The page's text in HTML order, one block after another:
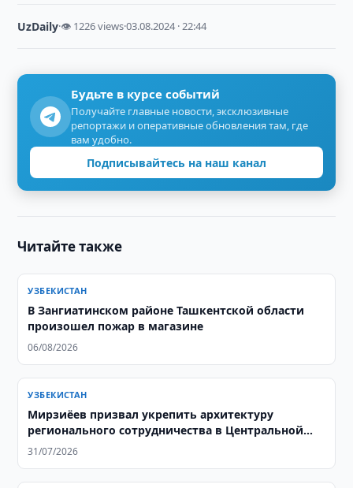
UzDaily·👁 1226 views·03.08.2024 · 22:44
Будьте в курсе событий
Получайте главные новости, эксклюзивные
репортажи и оперативные обновления там, где
вам удобно.
Подписывайтесь на наш канал
Читайте также
УЗБЕКИСТАН
В Зангиатинском районе Ташкентской области
произошел пожар в магазине
06/08/2026
УЗБЕКИСТАН
Мирзиёев призвал укрепить архитектуру
регионального сотрудничества в Центральной
Азии
31/07/2026